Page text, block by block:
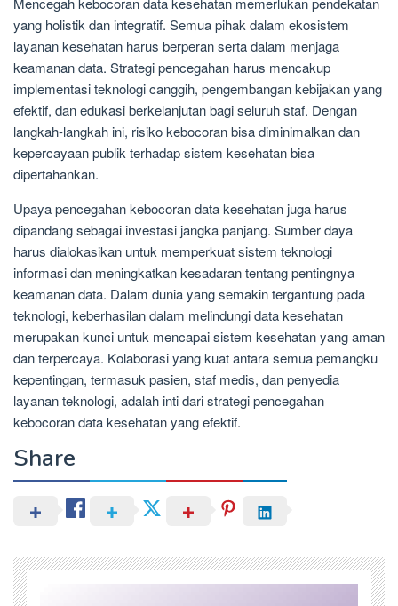
yang holistik dan integratif. Semua pihak dalam ekosistem
layanan kesehatan harus berperan serta dalam menjaga
keamanan data. Strategi pencegahan harus mencakup
implementasi teknologi canggih, pengembangan kebijakan yang
efektif, dan edukasi berkelanjutan bagi seluruh staf. Dengan
langkah-langkah ini, risiko kebocoran bisa diminimalkan dan
kepercayaan publik terhadap sistem kesehatan bisa
dipertahankan.
Upaya pencegahan kebocoran data kesehatan juga harus
dipandang sebagai investasi jangka panjang. Sumber daya
harus dialokasikan untuk memperkuat sistem teknologi
informasi dan meningkatkan kesadaran tentang pentingnya
keamanan data. Dalam dunia yang semakin tergantung pada
teknologi, keberhasilan dalam melindungi data kesehatan
merupakan kunci untuk mencapai sistem kesehatan yang aman
dan terpercaya. Kolaborasi yang kuat antara semua pemangku
kepentingan, termasuk pasien, staf medis, dan penyedia
layanan teknologi, adalah inti dari strategi pencegahan
kebocoran data kesehatan yang efektif.
Share